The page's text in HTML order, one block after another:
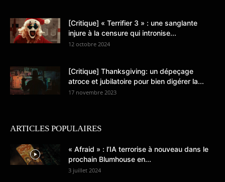
[Critique] « Terrifier 3 » : une sanglante
injure à la censure qui intronise...
12 octobre 2024
[Critique] Thanksgiving: un dépeçage
atroce et jubilatoire pour bien digérer la...
17 novembre 2023
ARTICLES POPULAIRES
« Afraid » : l’IA terrorise à nouveau dans le
prochain Blumhouse en...
3 juillet 2024